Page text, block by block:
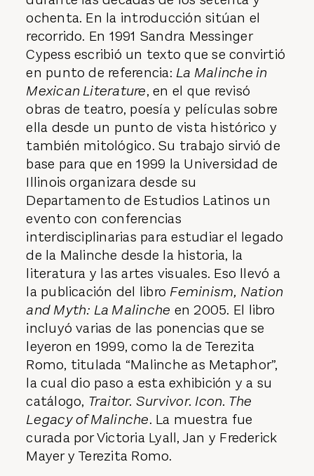
ochenta. En la introducción sitúan el
recorrido. En 1991 Sandra Messinger
Cypess escribió un texto que se convirtió
en punto de referencia: La Malinche in
Mexican Literature, en el que revisó
obras de teatro, poesía y películas sobre
ella desde un punto de vista histórico y
también mitológico. Su trabajo sirvió de
base para que en 1999 la Universidad de
Illinois organizara desde su
Departamento de Estudios Latinos un
evento con conferencias
interdisciplinarias para estudiar el legado
de la Malinche desde la historia, la
literatura y las artes visuales. Eso llevó a
la publicación del libro Feminism, Nation
and Myth: La Malinche en 2005. El libro
incluyó varias de las ponencias que se
leyeron en 1999, como la de Terezita
Romo, titulada “Malinche as Metaphor”,
la cual dio paso a esta exhibición y a su
catálogo, Traitor. Survivor. Icon. The
Legacy of Malinche. La muestra fue
curada por Victoria Lyall, Jan y Frederick
Mayer y Terezita Romo.